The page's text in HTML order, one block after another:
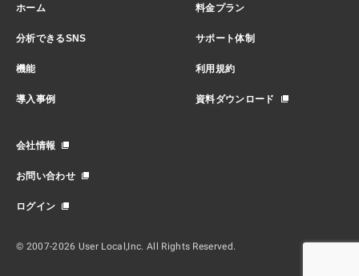
© 2007-2026 User Local,Inc. All Rights Reserved.
ホーム
分析できるSNS
機能
導入事例
料金プラン
サポート体制
利用規約
資料ダウンロード
会社情報
お問い合わせ
ログイン